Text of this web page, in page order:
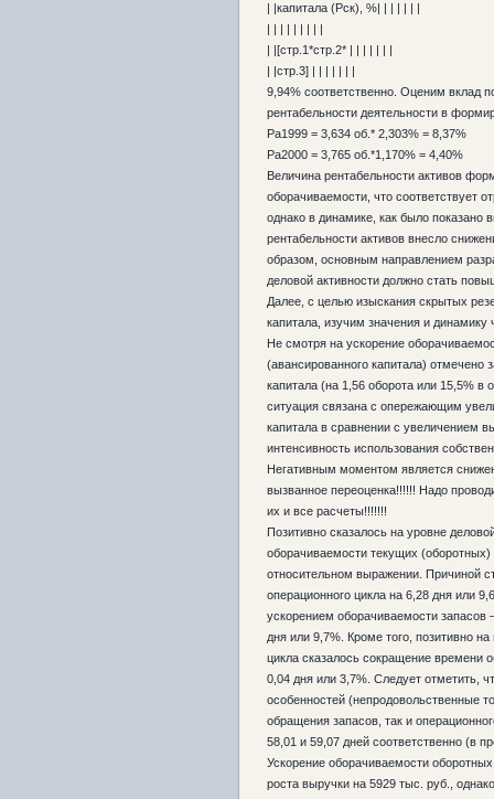
| |капитала (Рск), %| | | | | | |
| | | | | | | | |
| |[стр.1*стр.2* | | | | | | |
| |стр.3] | | | | | | |
9,94% соответственно. Оценим вклад
рентабельности деятельности в
Ра1999 = 3,634 об.* 2,303% = 8,37%
Ра2000 = 3,765 об.*1,170% = 4,40%
Величина рентабельности активов
оборачиваемости, что соответствует
однако в динамике, как было показано
рентабельности активов внесло
образом, основным направлением
деловой активности должно стать
Далее, с целью изыскания скрытых
капитала, изучим значения и
Не смотря на ускорение
(авансированного капитала) отмечено
капитала (на 1,56 оборота или 15,5%
ситуация связана с опережающим
капитала в сравнении с увеличением
интенсивность использования
Негативным моментом является
вызванное переоценка!!!!!! Надо
их и все расчеты!!!!!!!
Позитивно сказалось на уровне
оборачиваемости текущих (оборотных)
относительном выражении. Причиной
операционного цикла на 6,28 дня или
ускорением оборачиваемости
дня или 9,7%. Кроме того, позитивно
цикла сказалось сокращение времени
0,04 дня или 3,7%. Следует отметить,
особенностей (непродовольственные
обращения запасов, так и
58,01 и 59,07 дней соответственно (в
Ускорение оборачиваемости
роста выручки на 5929 тыс. руб.,